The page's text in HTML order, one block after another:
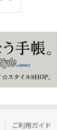
ご利用ガイド